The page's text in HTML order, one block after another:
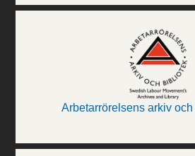
Arbetarrörelsens arkiv